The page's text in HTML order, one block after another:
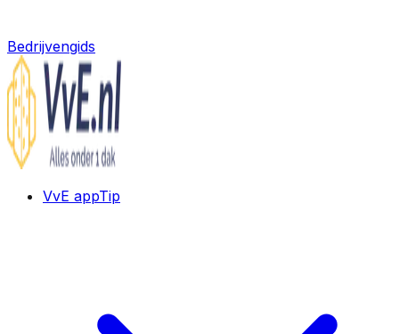
Bedrijvengids
VvE appTip